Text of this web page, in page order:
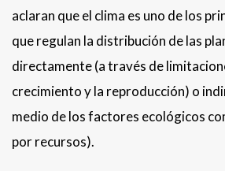
aclaran que el clima es uno de los
que regulan la distribución de las
directamente (a través de
crecimiento y la reproducción) o
medio de los factores ecológicos
por recursos).